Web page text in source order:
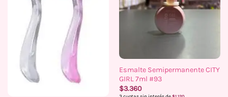
Esmalte Semipermanente CITY
GIRL 7ml #93
$3.360